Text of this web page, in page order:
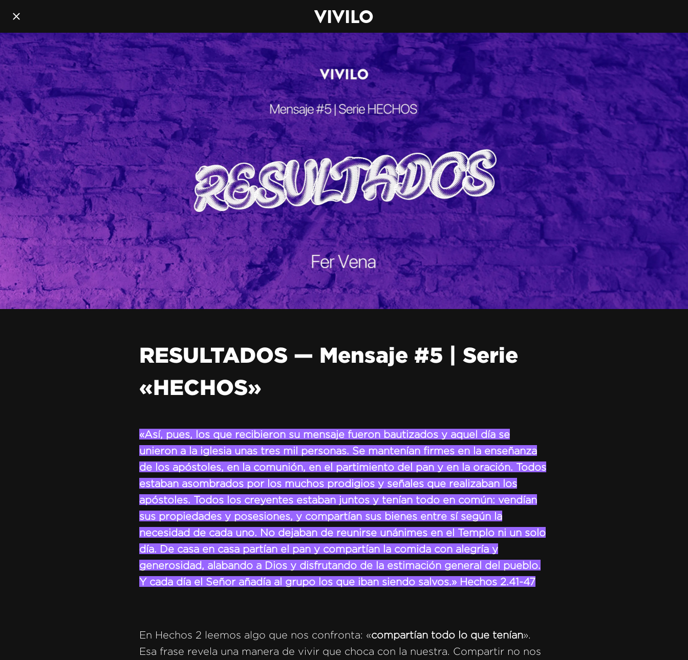
VIVILO
RESULTADOS — Mensaje #5 | Serie
«HECHOS»
«Así, pues, los que recibieron su mensaje fueron bautizados y aquel día se
unieron a la iglesia unas tres mil personas. Se mantenían firmes en la enseñanza
de los apóstoles, en la comunión, en el partimiento del pan y en la oración. Todos
estaban asombrados por los muchos prodigios y señales que realizaban los
apóstoles. Todos los creyentes estaban juntos y tenían todo en común: vendían
sus propiedades y posesiones, y compartían sus bienes entre sí según la
necesidad de cada uno. No dejaban de reunirse unánimes en el Templo ni un solo
día. De casa en casa partían el pan y compartían la comida con alegría y
generosidad, alabando a Dios y disfrutando de la estimación general del pueblo.
Y cada día el Señor añadía al grupo los que iban siendo salvos.» Hechos 2.41-47
En Hechos 2 leemos algo que nos confronta: «compartían todo lo que tenían».
Esa frase revela una manera de vivir que choca con la nuestra. Compartir no nos